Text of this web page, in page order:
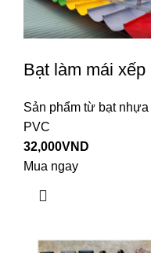
Bạt làm mái xếp
Sản phẩm từ bạt nhựa
PVC
32,000VND
Mua ngay